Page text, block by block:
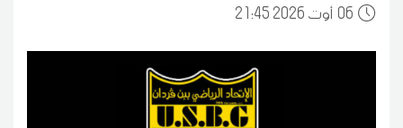
0621:45 2026 أوت